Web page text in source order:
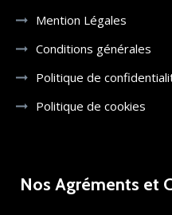
Mention Légales
Conditions générales
Politique de
Politique de cookies
Nos Agréments et